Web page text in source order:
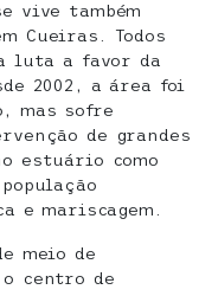
vive também
Cueiras. Todos
luta a favor da
2002, a área foi
mas sofre
de grandes
estuário como
e mariscagem.
meio de
o centro de